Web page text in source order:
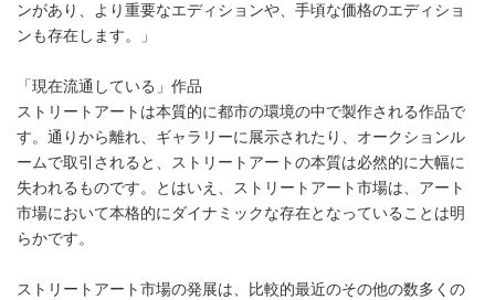
ンがあり、より重要なエディションや、手頃な価格のエディショ
ンも存在します。」
「現在流通している」作品
ストリートアートは本質的に都市の環境の中で製作される作品で
す。通りから離れ、ギャラリーに展示されたり、オークションル
ームで取引されると、ストリートアートの本質は必然的に大幅に
失われるものです。とはいえ、ストリートアート市場は、アート
市場において本格的にダイナミックな存在となっていることは明
らかです。
ストリートアート市場の発展は、比較的最近のその他の数多くの